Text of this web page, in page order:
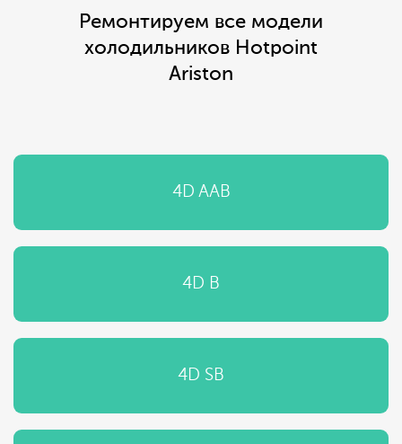
Ремонтируем все модели
холодильников Hotpoint
Ariston
4D AAB
4D B
4D SB